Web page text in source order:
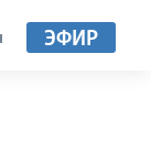
ЭФИР